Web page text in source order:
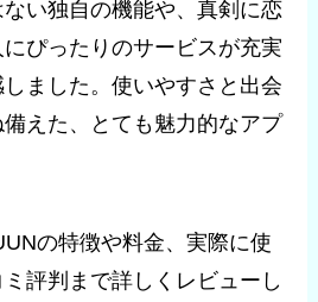
い独自の機能や、真剣に恋
ぴったりのサービスが充実
ました。使いやすさと出会
えた、とても魅力的なアプ
の特徴や料金、実際に使
評判まで詳しくレビューし